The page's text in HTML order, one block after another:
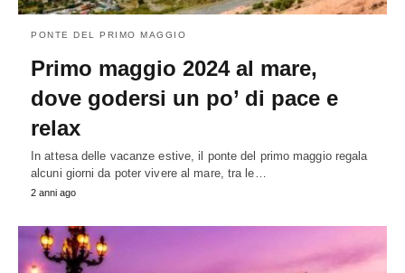
PONTE DEL PRIMO MAGGIO
Primo maggio 2024 al mare,
dove godersi un po’ di pace e
relax
In attesa delle vacanze estive, il ponte del primo maggio regala
alcuni giorni da poter vivere al mare, tra le…
2 anni ago